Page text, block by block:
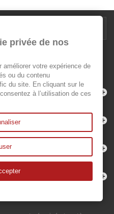
privée de nos
votre expérience de
ou du contenu
du site. En cliquant sur le
à l’utilisation de ces